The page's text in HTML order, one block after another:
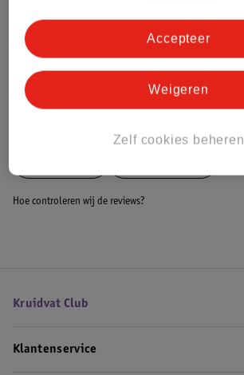
Bestel & Bezorginformatie
Hoe controleren wij de reviews?
Kruidvat Club
Klantenservice
Zelf cookies beheren
Weigeren
Accepteer